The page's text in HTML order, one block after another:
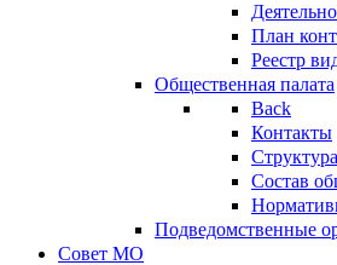
План
Реестр
Общественная палата
Back
Контакты
Структура
Состав
Подведомственные
Совет МО